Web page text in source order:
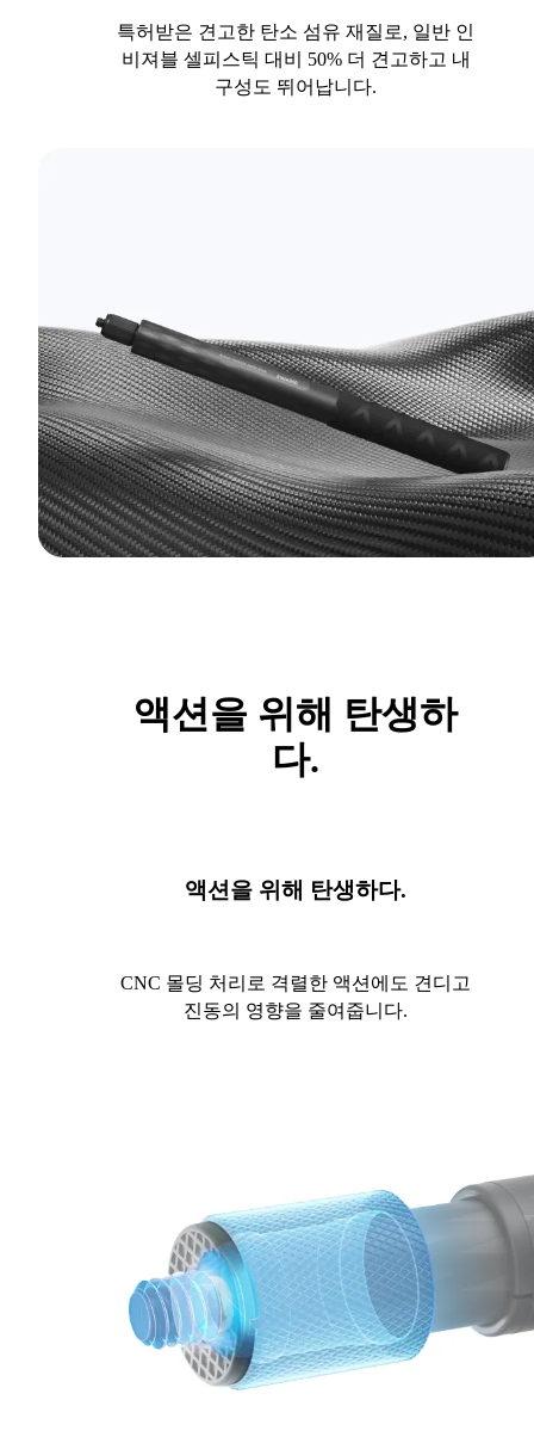
특허받은 견고한 탄소 섬유 재질로, 일반 인
비져블 셀피스틱 대비 50% 더 견고하고 내
구성도 뛰어납니다.
액션을 위해 탄생하
다.
액션을 위해 탄생하다.
CNC 몰딩 처리로 격렬한 액션에도 견디고
진동의 영향을 줄여줍니다.